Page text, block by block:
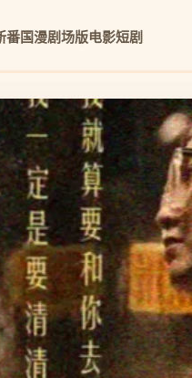
番国漫剧场版电影短剧